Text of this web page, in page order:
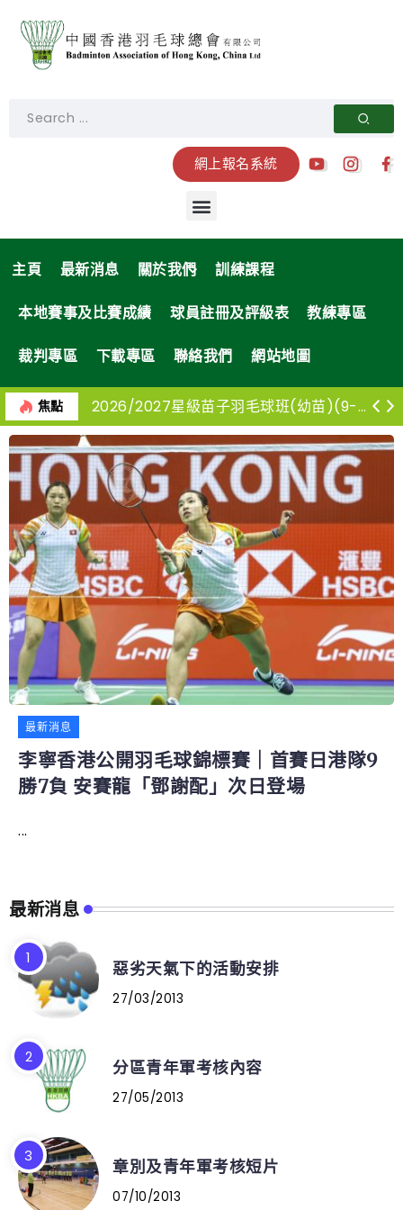
網上報名系統
主頁 最新消息 關於我們 訓練課程
本地賽事及比賽成績 球員註冊及評級表 教練專區
裁判專區 下載專區 聯絡我們 網站地圖
焦點 2026/2027星級苗子羽毛球班(幼苗)(9-12月)
最新消息
李寧香港公開羽毛球錦標賽｜首賽日港隊9
勝7負 安賽龍「鄧謝配」次日登場
...
最新消息
惡劣天氣下的活動安排
27/03/2013
分區青年軍考核內容
27/05/2013
章別及青年軍考核短片
07/10/2013